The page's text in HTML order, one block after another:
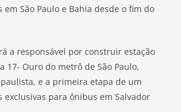
São Paulo e Bahia desde o fim do
a responsável por construir estação
17- Ouro do metrô de São Paulo,
e a primeira etapa de um
exclusivas para ônibus em Salvador